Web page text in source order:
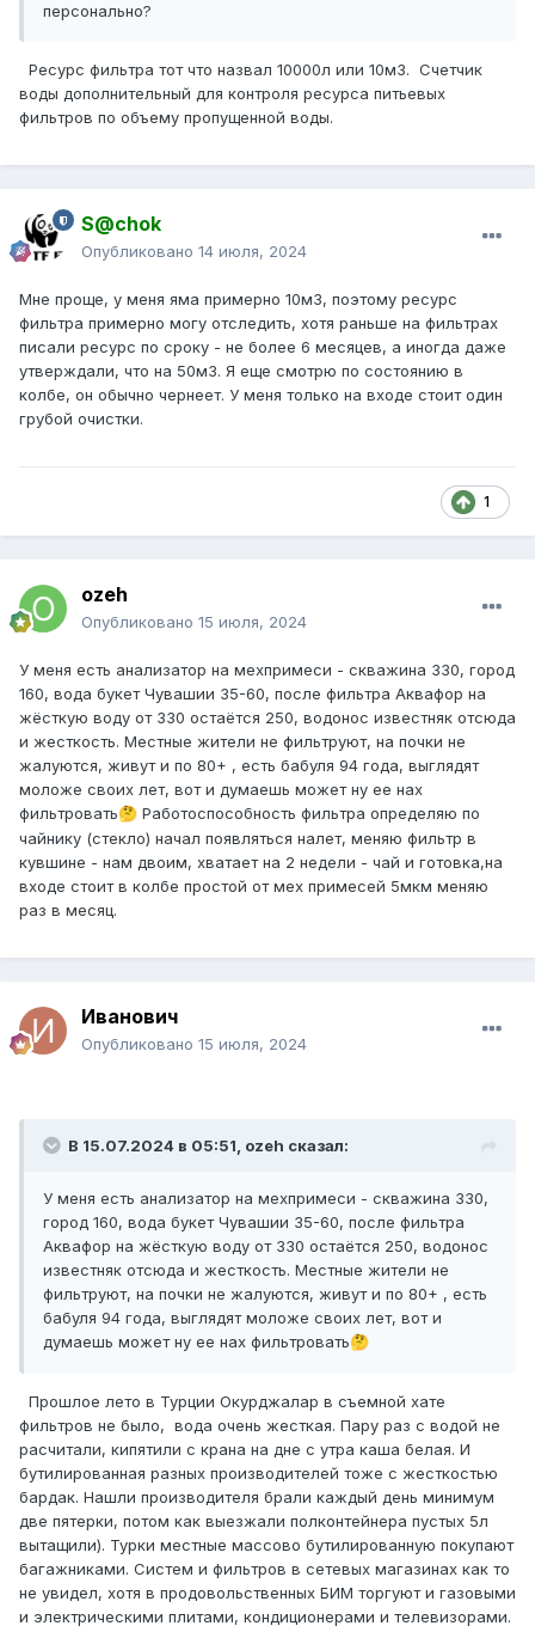
персонально?
Ресурс фильтра тот что назвал 10000л или 10м3. Счетчик
воды дополнительный для контроля ресурса питьевых
фильтров по объему пропущенной воды.
S@chok
Опубликовано 14 июля, 2024
Мне проще, у меня яма примерно 10м3, поэтому ресурс
фильтра примерно могу отследить, хотя раньше на фильтрах
писали ресурс по сроку - не более 6 месяцев, а иногда даже
утверждали, что на 50м3. Я еще смотрю по состоянию в
колбе, он обычно чернеет. У меня только на входе стоит один
грубой очистки.
1
ozeh
Опубликовано 15 июля, 2024
У меня есть анализатор на мехпримеси - скважина 330, город
160, вода букет Чувашии 35-60, после фильтра Аквафор на
жёсткую воду от 330 остаётся 250, водонос известняк отсюда
и жесткость. Местные жители не фильтруют, на почки не
жалуются, живут и по 80+ , есть бабуля 94 года, выглядят
моложе своих лет, вот и думаешь может ну ее нах
фильтровать🤔 Работоспособность фильтра определяю по
чайнику (стекло) начал появляться налет, меняю фильтр в
кувшине - нам двоим, хватает на 2 недели - чай и готовка,на
входе стоит в колбе простой от мех примесей 5мкм меняю
раз в месяц.
Иванович
Опубликовано 15 июля, 2024
В 15.07.2024 в 05:51, ozeh сказал:
У меня есть анализатор на мехпримеси - скважина 330,
город 160, вода букет Чувашии 35-60, после фильтра
Аквафор на жёсткую воду от 330 остаётся 250, водонос
известняк отсюда и жесткость. Местные жители не
фильтруют, на почки не жалуются, живут и по 80+ , есть
бабуля 94 года, выглядят моложе своих лет, вот и
думаешь может ну ее нах фильтровать🤔
Прошлое лето в Турции Окурджалар в съемной хате
фильтров не было, вода очень жесткая. Пару раз с водой не
расчитали, кипятили с крана на дне с утра каша белая. И
бутилированная разных производителей тоже с жесткостью
бардак. Нашли производителя брали каждый день минимум
две пятерки, потом как выезжали полконтейнера пустых 5л
вытащили). Турки местные массово бутилированную покупают
багажниками. Систем и фильтров в сетевых магазинах как то
не увидел, хотя в продовольственных БИМ торгуют и газовыми
и электрическими плитами, кондиционерами и телевизорами.